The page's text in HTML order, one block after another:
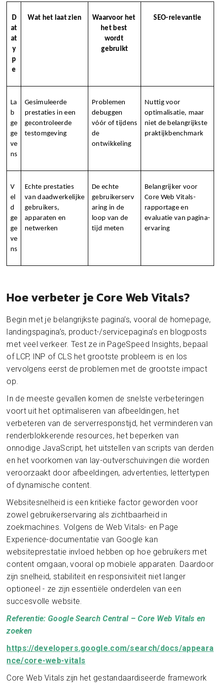
D
at
at
y
p
e
Wat het laat zien
Waarvoor het
het best
wordt
gebruikt
SEO-relevantie
La
b
ge
ge
ve
ns
Gesimuleerde
prestaties in een
gecontroleerde
testomgeving
Problemen
debuggen
vóór of tijdens
de
ontwikkeling
Nuttig voor
optimalisatie, maar
niet de belangrijkste
praktijkbenchmark
V
el
d
ge
ge
ve
ns
Echte prestaties
van daadwerkelijke
gebruikers,
apparaten en
netwerken
De echte
gebruikerserv
aring in de
loop van de
tijd meten
Belangrijker voor
Core Web Vitals-
rapportage en
evaluatie van pagina-
ervaring
Hoe verbeter je Core Web Vitals?
Begin met je belangrijkste pagina’s, vooral de homepage,
landingspagina’s, product-/servicepagina’s en blogposts
met veel verkeer. Test ze in PageSpeed Insights, bepaal
of LCP, INP of CLS het grootste probleem is en los
vervolgens eerst de problemen met de grootste impact
op.
In de meeste gevallen komen de snelste verbeteringen
voort uit het optimaliseren van afbeeldingen, het
verbeteren van de serverresponstijd, het verminderen van
renderblokkerende resources, het beperken van
onnodige JavaScript, het uitstellen van scripts van derden
en het voorkomen van lay-outverschuivingen die worden
veroorzaakt door afbeeldingen, advertenties, lettertypen
of dynamische content.
Websitesnelheid is een kritieke factor geworden voor
zowel gebruikerservaring als zichtbaarheid in
zoekmachines. Volgens de Web Vitals- en Page
Experience-documentatie van Google kan
websiteprestatie invloed hebben op hoe gebruikers met
content omgaan, vooral op mobiele apparaten. Daardoor
zijn snelheid, stabiliteit en responsiviteit niet langer
optioneel - ze zijn essentiële onderdelen van een
succesvolle website.
Referentie: Google Search Central – Core Web Vitals en
zoeken
https://developers.google.com/search/docs/appeara
nce/core-web-vitals
Core Web Vitals zijn het gestandaardiseerde framework